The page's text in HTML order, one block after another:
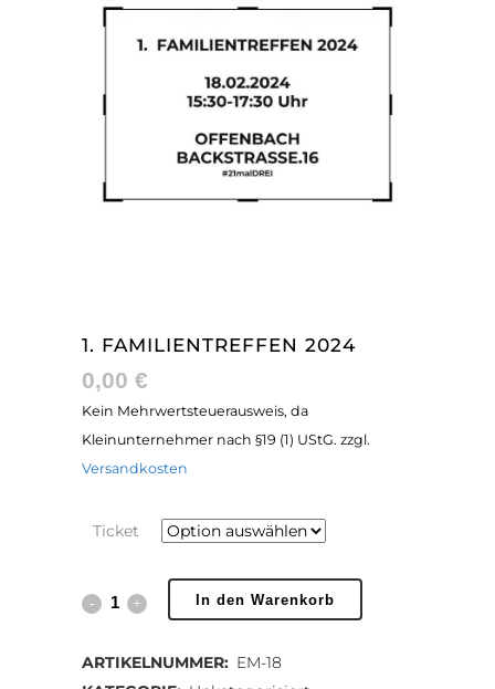
1. FAMILIENTREFFEN 2024
0,00 €
Kein Mehrwertsteuerausweis, da
Kleinunternehmer nach §19 (1) UStG. zzgl.
Versandkosten
Ticket
1.
2024
In den Warenkorb
ARTIKELNUMMER: EM-18